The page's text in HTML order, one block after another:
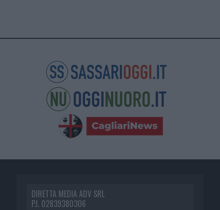
DIRETTA MEDIA ADV SRL
P.I. 02839380306